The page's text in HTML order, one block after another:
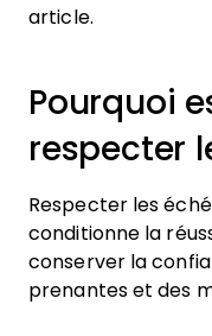
article.
Pourquoi
respecter
Respecter les
conditionne la
conserver la
prenantes et des